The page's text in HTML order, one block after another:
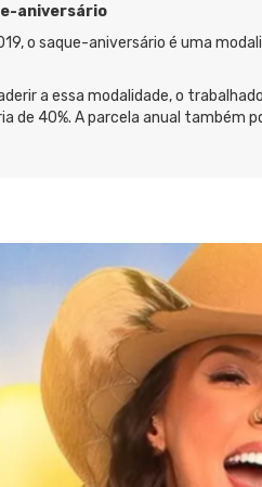
aniversário
o saque-aniversário é uma
a essa modalidade, o
de 40%. A parcela anual também